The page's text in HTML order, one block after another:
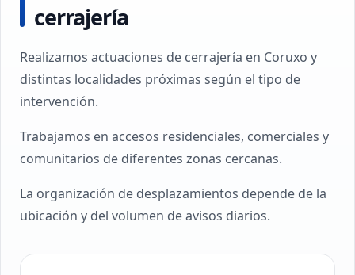
cerrajería
Realizamos actuaciones de cerrajería en Coruxo y
distintas localidades próximas según el tipo de
intervención.
Trabajamos en accesos residenciales, comerciales y
comunitarios de diferentes zonas cercanas.
La organización de desplazamientos depende de la
ubicación y del volumen de avisos diarios.